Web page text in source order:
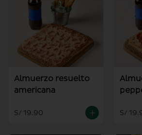
Almuerzo resuelto
americana
S/ 19.90 S/